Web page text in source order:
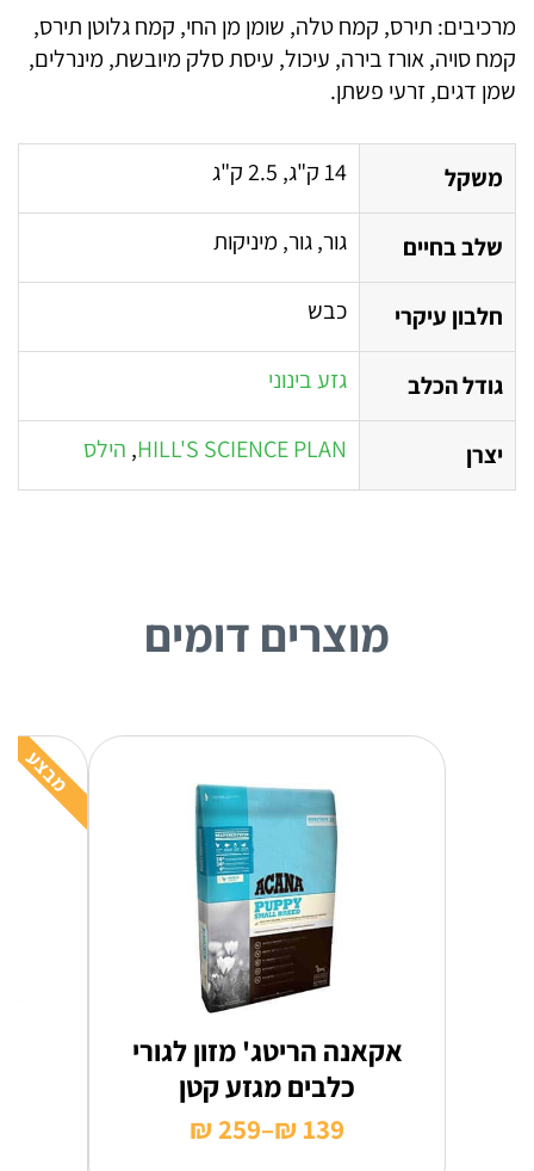
מרכיבים: תירס, קמח טלה, שומן מן החי, קמח גלוטן תירס,
קמח סויה, אורז בירה, עיכול, עיסת סלק מיובשת, מינרלים,
שמן דגים, זרעי פשתן.
משקל 14 ק"ג, 2.5 ק"ג
שלב בחיים גור, גור, מיניקות
חלבון עיקרי כבש
גודל הכלב גזע בינוני
יצרן HILL'S SCIENCE PLAN
, הילס
מוצרים דומים
אקאנה הריטג' מזון לגורי
כלבים מגזע קטן
₪ 139
–
₪259
טווח
מבצע